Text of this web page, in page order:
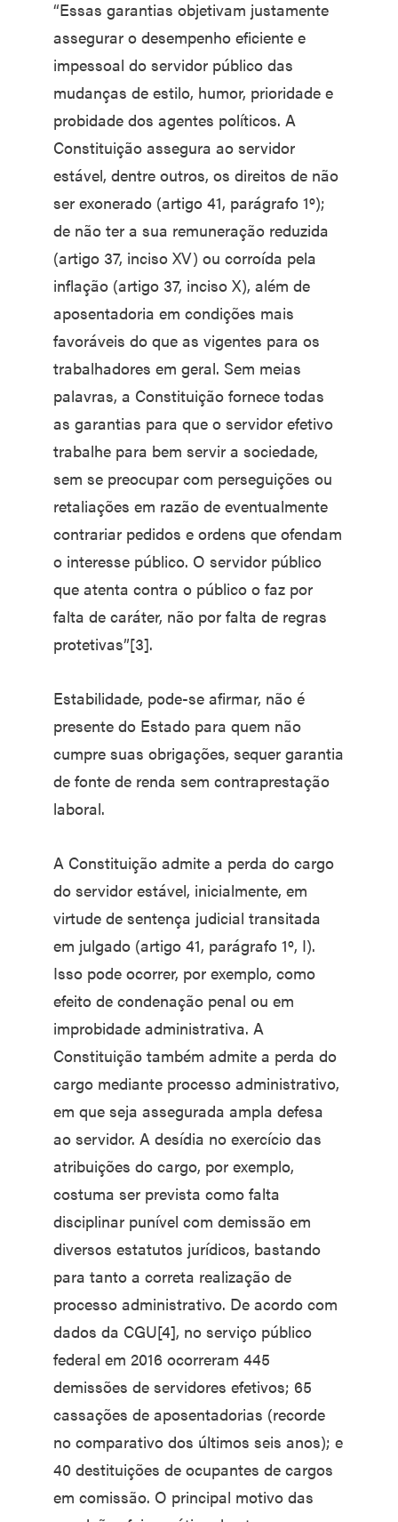
“Essas garantias objetivam justamente
assegurar o desempenho eficiente e
impessoal do servidor público das
mudanças de estilo, humor, prioridade e
probidade dos agentes políticos. A
Constituição assegura ao servidor
estável, dentre outros, os direitos de não
ser exonerado (artigo 41, parágrafo 1º);
de não ter a sua remuneração reduzida
(artigo 37, inciso XV) ou corroída pela
inflação (artigo 37, inciso X), além de
aposentadoria em condições mais
favoráveis do que as vigentes para os
trabalhadores em geral. Sem meias
palavras, a Constituição fornece todas
as garantias para que o servidor efetivo
trabalhe para bem servir a sociedade,
sem se preocupar com perseguições ou
retaliações em razão de eventualmente
contrariar pedidos e ordens que ofendam
o interesse público. O servidor público
que atenta contra o público o faz por
falta de caráter, não por falta de regras
protetivas”[3].
Estabilidade, pode-se afirmar, não é
presente do Estado para quem não
cumpre suas obrigações, sequer garantia
de fonte de renda sem contraprestação
laboral.
A Constituição admite a perda do cargo
do servidor estável, inicialmente, em
virtude de sentença judicial transitada
em julgado (artigo 41, parágrafo 1º, I).
Isso pode ocorrer, por exemplo, como
efeito de condenação penal ou em
improbidade administrativa. A
Constituição também admite a perda do
cargo mediante processo administrativo,
em que seja assegurada ampla defesa
ao servidor. A desídia no exercício das
atribuições do cargo, por exemplo,
costuma ser prevista como falta
disciplinar punível com demissão em
diversos estatutos jurídicos, bastando
para tanto a correta realização de
processo administrativo. De acordo com
dados da CGU[4], no serviço público
federal em 2016 ocorreram 445
demissões de servidores efetivos; 65
cassações de aposentadorias (recorde
no comparativo dos últimos seis anos); e
40 destituições de ocupantes de cargos
em comissão. O principal motivo das